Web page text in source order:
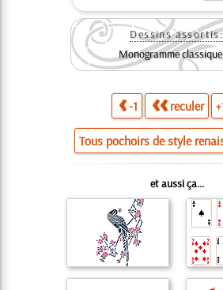
Dessins assortis:
Monogramme
-1 reculer
Tous pochoirs de style
et aussi ça...